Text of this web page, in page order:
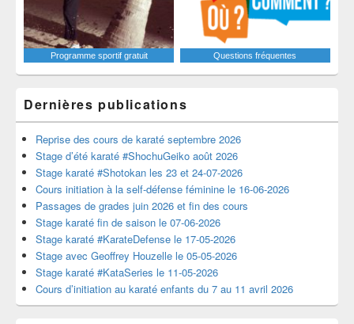
Programme sportif gratuit Questions fréquentes
Dernières publications
Reprise des cours de karaté septembre 2026
Stage d’été karaté #ShochuGeiko août 2026
Stage karaté #Shotokan les 23 et 24-07-2026
Cours initiation à la self-défense féminine le 16-06-2026
Passages de grades juin 2026 et fin des cours
Stage karaté fin de saison le 07-06-2026
Stage karaté #KarateDefense le 17-05-2026
Stage avec Geoffrey Houzelle le 05-05-2026
Stage karaté #KataSeries le 11-05-2026
Cours d’initiation au karaté enfants du 7 au 11 avril 2026